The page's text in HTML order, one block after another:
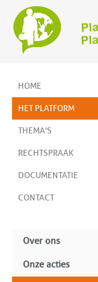
HOME
HET PLATFORM
THEMA'S
RECHTSPRAAK
DOCUMENTATIE
CONTACT
Over ons
Onze acties